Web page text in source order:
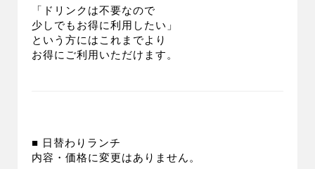
「ドリンクは不要なので
少しでもお得に利用したい」
という方にはこれまでより
お得にご利用いただけます。
■ 日替わりランチ
内容・価格に変更はありません。